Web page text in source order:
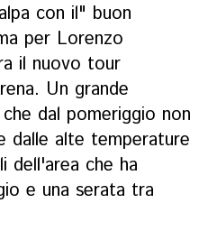
con il" buon
per Lorenzo
il nuovo tour
Un grande
dal pomeriggio non
dalle alte temperature
dell'area che ha
e una serata tra